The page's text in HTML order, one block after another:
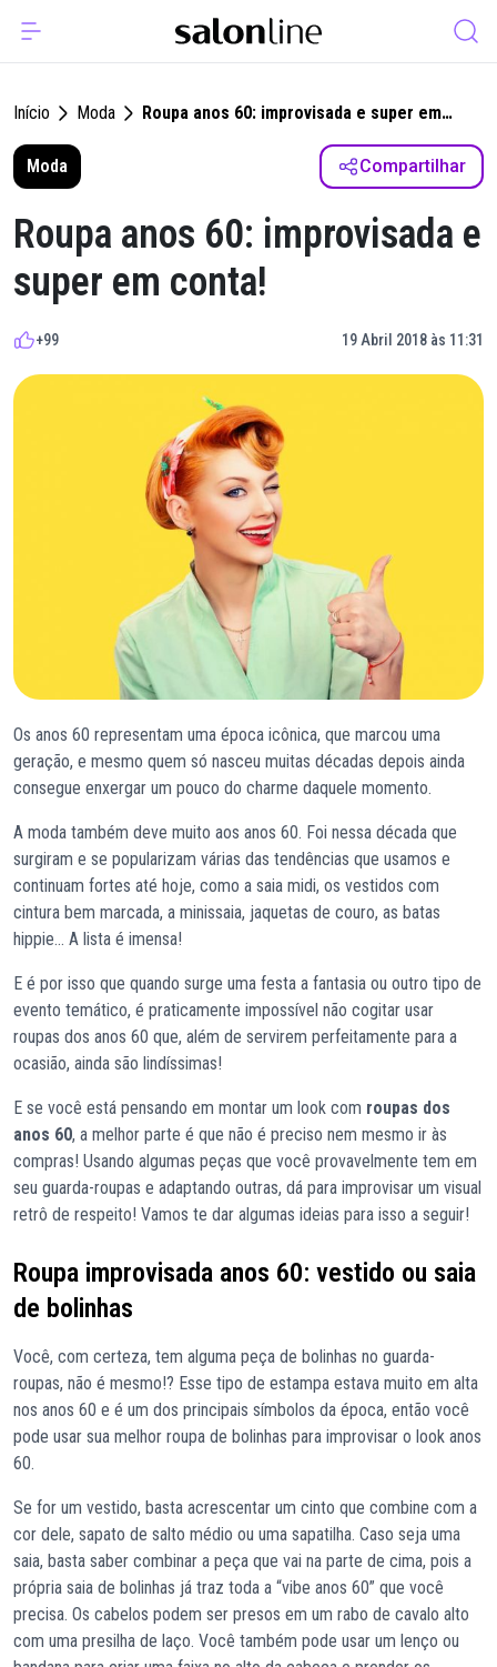
Início Moda
Roupa anos 60: improvisada e super em
Moda
Compartilhar
Roupa anos 60: improvisada e
super em conta!
+99 19 Abril 2018 às 11:31
Os anos 60 representam uma época icônica, que marcou uma
geração, e mesmo quem só nasceu muitas décadas depois ainda
consegue enxergar um pouco do charme daquele momento.
A moda também deve muito aos anos 60. Foi nessa década que
surgiram e se popularizam várias das tendências que usamos e
continuam fortes até hoje, como a saia midi, os vestidos com
cintura bem marcada, a minissaia, jaquetas de couro, as batas
hippie… A lista é imensa!
E é por isso que quando surge uma festa a fantasia ou outro tipo de
evento temático, é praticamente impossível não cogitar usar
roupas dos anos 60 que, além de servirem perfeitamente para a
ocasião, ainda são lindíssimas!
E se você está pensando em montar um look com roupas dos
anos 60, a melhor parte é que não é preciso nem mesmo ir às
compras! Usando algumas peças que você provavelmente tem em
seu guarda-roupas e adaptando outras, dá para improvisar um visual
retrô de respeito! Vamos te dar algumas ideias para isso a seguir!
Roupa improvisada anos 60: vestido ou saia
de bolinhas
Você, com certeza, tem alguma peça de bolinhas no guarda-
roupas, não é mesmo!? Esse tipo de estampa estava muito em alta
nos anos 60 e é um dos principais símbolos da época, então você
pode usar sua melhor roupa de bolinhas para improvisar o look anos
60.
Se for um vestido, basta acrescentar um cinto que combine com a
cor dele, sapato de salto médio ou uma sapatilha. Caso seja uma
saia, basta saber combinar a peça que vai na parte de cima, pois a
própria saia de bolinhas já traz toda a “vibe anos 60” que você
precisa. Os cabelos podem ser presos em um rabo de cavalo alto
com uma presilha de laço. Você também pode usar um lenço ou